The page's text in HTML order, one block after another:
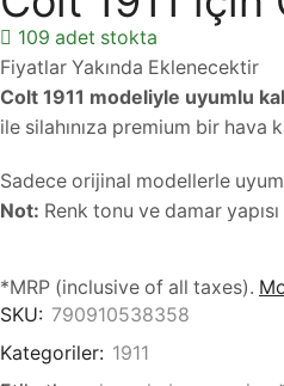
109 adet stokta
Fiyatlar Yakında Eklenecektir
Colt 1911 modeliyle uyumlu
ile silahınıza premium bir hava
Sadece orijinal modellerle
Not: Renk tonu ve damar
*MRP (inclusive of all taxes).
SKU: 790910538358
Kategoriler: 1911